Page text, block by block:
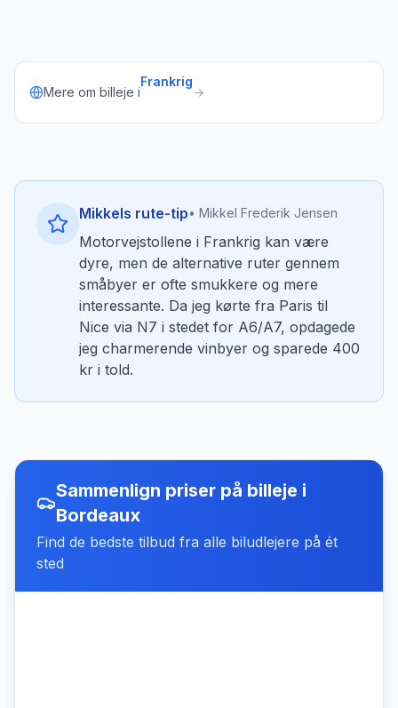
Mere om billeje i
Frankrig
→
Mikkels rute-tip• Mikkel Frederik Jensen
Motorvejstollene i Frankrig kan være
dyre, men de alternative ruter gennem
småbyer er ofte smukkere og mere
interessante. Da jeg kørte fra Paris til
Nice via N7 i stedet for A6/A7, opdagede
jeg charmerende vinbyer og sparede 400
kr i told.
Sammenlign priser på billeje i
Bordeaux
Find de bedste tilbud fra alle biludlejere på ét
sted